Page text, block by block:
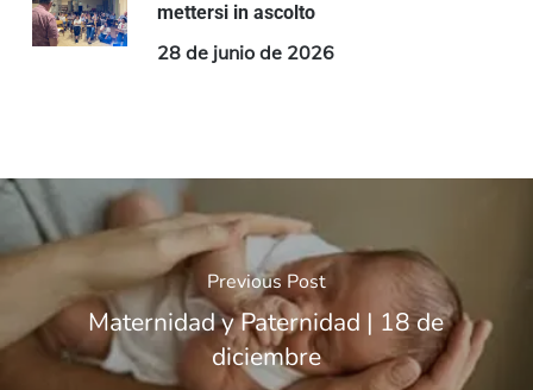
mettersi in ascolto
28 de junio de 2026
Previous Post
Maternidad y Paternidad | 18 de
diciembre